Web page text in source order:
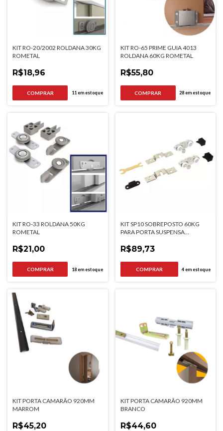
KIT RO-20/2002 ROLDANA 30KG
ROMETAL
R$18,96
11 em estoque
KIT RO-65 PRIME GUIA 4013
ROLDANA 60KG ROMETAL
R$55,80
28em estoque
KIT RO-33 ROLDANA 50KG
ROMETAL
R$21,00
18em estoque
KIT SP10 SOBREPOSTO 60KG
PARA PORTA SUSPENSA
R$89,73
4em estoque
KIT PORTA CAMARÃO 920MM
MARROM
R$45,20
KIT PORTA CAMARÃO 920MM
BRANCO
R$44,60